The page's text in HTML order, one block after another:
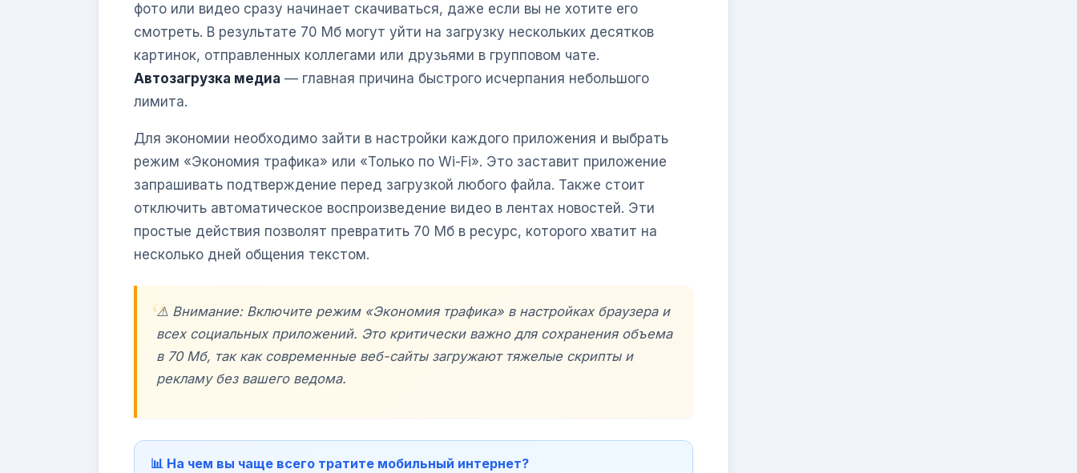
фото или видео сразу начинает скачиваться, даже если вы не хотите его
смотреть. В результате 70 Мб могут уйти на загрузку нескольких десятков
картинок, отправленных коллегами или друзьями в групповом чате.
Автозагрузка медиа — главная причина быстрого исчерпания небольшого
лимита.
Для экономии необходимо зайти в настройки каждого приложения и выбрать
режим «Экономия трафика» или «Только по Wi-Fi». Это заставит приложение
запрашивать подтверждение перед загрузкой любого файла. Также стоит
отключить автоматическое воспроизведение видео в лентах новостей. Эти
простые действия позволят превратить 70 Мб в ресурс, которого хватит на
несколько дней общения текстом.
⚠️ Внимание: Включите режим «Экономия трафика» в настройках браузера и
всех социальных приложений. Это критически важно для сохранения объема
в 70 Мб, так как современные веб-сайты загружают тяжелые скрипты и
рекламу без вашего ведома.
📊 На чем вы чаще всего тратите мобильный интернет?